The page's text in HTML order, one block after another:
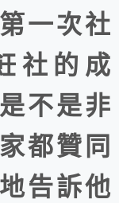
一次社
社的成
不是非
都贊同
告訴他